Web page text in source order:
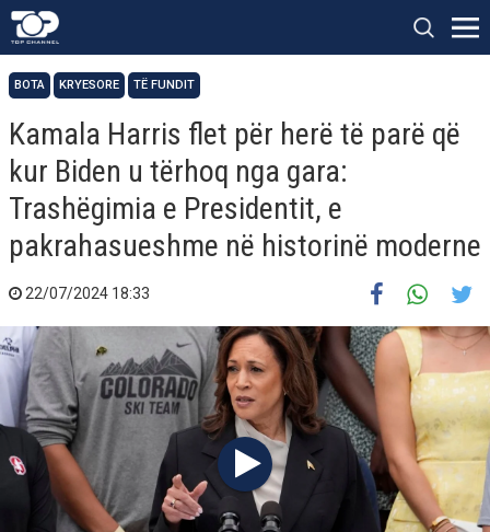
BOTA KRYESORE TË FUNDIT
Kamala Harris flet për herë të parë që
kur Biden u tërhoq nga gara:
Trashëgimia e Presidentit, e
pakrahasueshme në historinë moderne
22/07/2024 18:33